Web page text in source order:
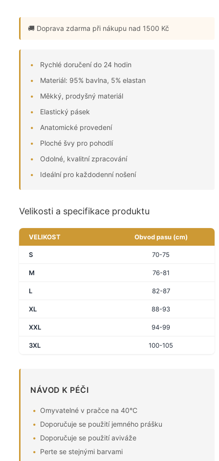
🚚 Doprava zdarma při nákupu nad 1500 Kč
Rychlé doručení do 24 hodin
Materiál: 95% bavlna, 5% elastan
Měkký, prodyšný materiál
Elastický pásek
Anatomické provedení
Ploché švy pro pohodlí
Odolné, kvalitní zpracování
Ideální pro každodenní nošení
Velikosti a specifikace produktu
VELIKOST Obvod pasu (cm)
S 70-75
M 76-81
L 82-87
XL 88-93
XXL 94-99
3XL 100-105
NÁVOD K PÉČI
Omyvatelné v pračce na 40°C
Doporučuje se použití jemného prášku
Doporučuje se použití aviváže
Perte se stejnými barvami